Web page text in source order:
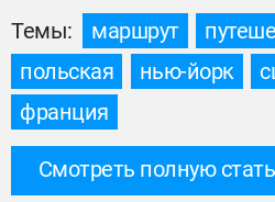
Темы: маршрут
польская
нью-йорк
франция
Смотреть полную